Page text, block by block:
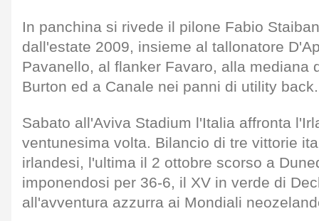
In panchina si rivede il pilone Fabio
dall'estate 2009, insieme al tallonatore
Pavanello, al flanker Favaro, alla mediana
Burton ed a Canale nei panni di utility back.
Sabato all'Aviva Stadium l'Italia affronta
ventunesima volta. Bilancio di tre vittorie
irlandesi, l'ultima il 2 ottobre scorso a
imponendosi per 36-6, il XV in verde di
all'avventura azzurra ai Mondiali